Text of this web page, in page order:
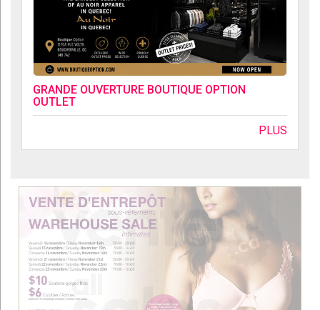
GRANDE OUVERTURE BOUTIQUE OPTION
OUTLET
PLUS